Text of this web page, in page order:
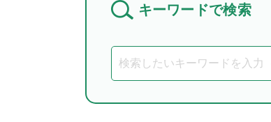
キーワードで検索